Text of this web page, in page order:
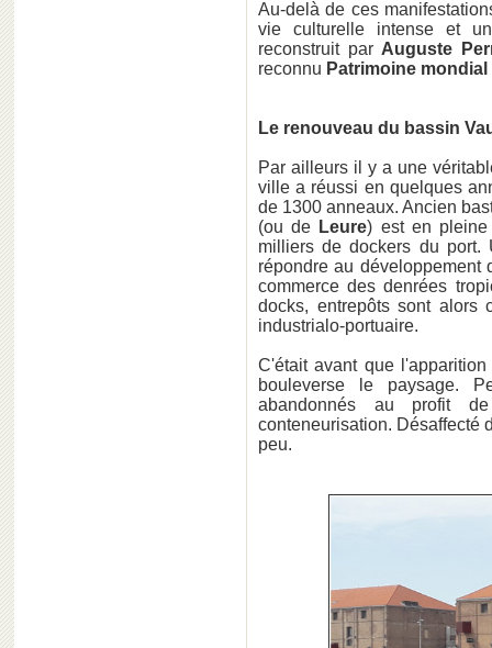
Au-delà de ces
vie culturelle intense et
reconstruit par Auguste
reconnu Patrimoine
Le renouveau du bassin
Par ailleurs il y a une
ville a réussi en quelques
de 1300 anneaux. Ancien
(ou de Leure) est en pleine
milliers de dockers du port.
répondre au développement
commerce des denrées
docks, entrepôts sont alors
industrialo-portuaire.
C'était avant que
bouleverse le paysage.
abandonnés au profit
conteneurisation. Désaffecté
peu.